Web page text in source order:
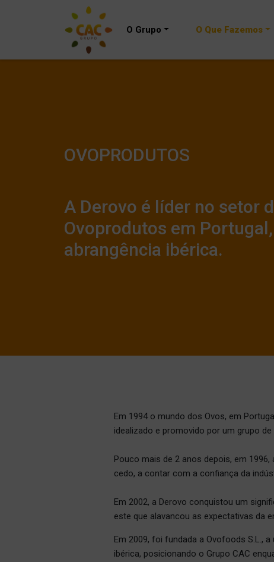
O Grupo O Que Fazemos
OVOPRODUTOS
A Derovo é líder no setor
Ovoprodutos em
abrangência ibérica.
Em 1994 o mundo dos Ovos, em
idealizado e promovido por um grupo
Pouco mais de 2 anos depois, em
cedo, a contar com a confiança da
Em 2002, a Derovo conquistou um
este que alavancou as expectativas da
Em 2009, foi fundada a Ovofoods S.L.,
ibérica, posicionando o Grupo CAC